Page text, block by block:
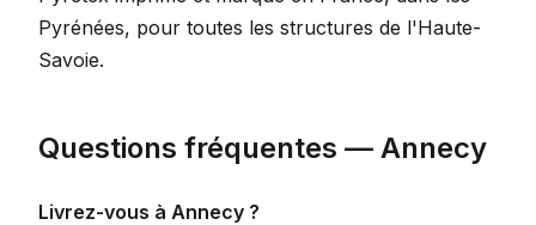
Pyrénées, pour toutes les structures de l'Haute-
Savoie.
Questions fréquentes — Annecy
Livrez-vous à Annecy ?